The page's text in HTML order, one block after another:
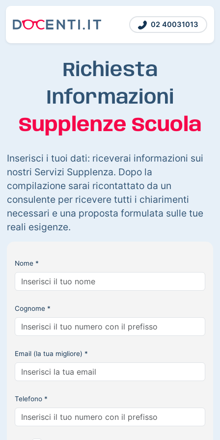
02 40031013
Richiesta
Informazioni
Supplenze Scuola
Inserisci i tuoi dati: riceverai informazioni sui
nostri Servizi Supplenza. Dopo la
compilazione sarai ricontattato da un
consulente per ricevere tutti i chiarimenti
necessari e una proposta formulata sulle tue
reali esigenze.
Nome *
Cognome *
Email (la tua migliore) *
Telefono *